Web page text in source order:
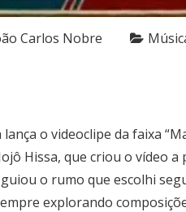
Carlos Nobre
o videoclipe da faixa
Hissa, que criou o vídeo
o rumo que escolhi
explorando